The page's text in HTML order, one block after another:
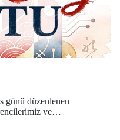
günü düzenlenen
ve